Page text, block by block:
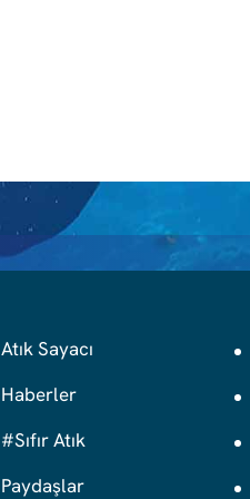
Atık Sayacı
Haberler
#Sıfır Atık
Paydaşlar